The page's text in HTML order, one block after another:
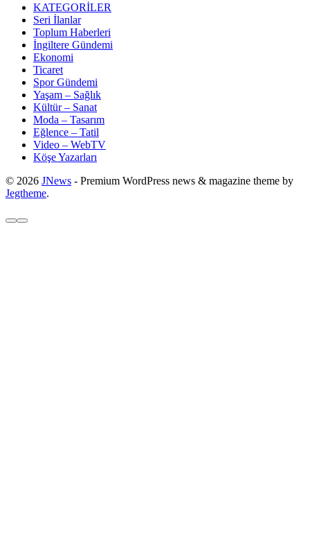
KATEGORİLER
Seri İlanlar
Toplum Haberleri
İngiltere Gündemi
Ekonomi
Ticaret
Spor Gündemi
Yaşam – Sağlık
Kültür – Sanat
Moda – Tasarım
Eğlence – Tatil
Video – WebTV
Köşe Yazarları
© 2026 JNews - Premium WordPress news & magazine theme by
Jegtheme.